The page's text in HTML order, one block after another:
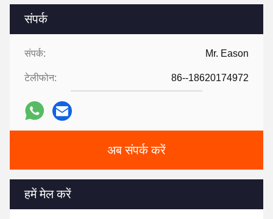
उपयुक्त।
4)रासायनिक प्रतिरोध: इसमें अच्छा रासायनिक प्रतिरोध है और यह विभिन्न रासायनिक
पदार्थों के क्षरण का विरोध कर सकता है और एक अच्छा सीलिंग प्रभाव बनाए रख सकता
है।
5)एंटी-एजिंग: लंबे समय तक उपयोग के कारण इसकी उम्र बढ़ना या खराब होना आसान
नहीं है, जिससे दीर्घकालिक उपयोग में स्थिरता और विश्वसनीयता सुनिश्चित होती है।
के संबंधित भागों में जल्दी और सटीक रूप से जोड़ा जा सकता है।
ये गुण TCN AP3461 ऑयल सील को भारी मशीनरी और उत्खनन जैसे उपकरणों में
महत्वपूर्ण भूमिका निभाते हैं, उपकरण के सामान्य संचालन को सुनिश्चित करते हैं और
इसकी सेवा जीवन का विस्तार करते हैं।
Tags: